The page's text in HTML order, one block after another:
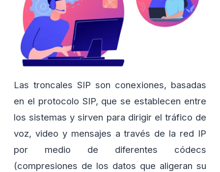
Las troncales SIP son conexiones, basadas
en el protocolo SIP, que se establecen entre
los sistemas y sirven para dirigir el tráfico de
voz, video y mensajes a través de la red IP
por medio de diferentes códecs
(compresiones de los datos que aligeran su